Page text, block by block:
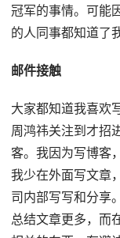
冠军的事情。可能
的人同事都知道了
邮件接触
大家都知道我喜欢
周鸿祎关注到才招
客。我因为写博客
我少在外面写文章
司内部写写和分享
总结文章更多，而